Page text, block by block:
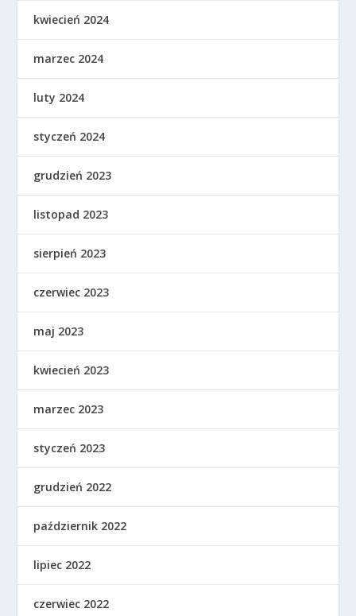
kwiecień 2024
marzec 2024
luty 2024
styczeń 2024
grudzień 2023
listopad 2023
sierpień 2023
czerwiec 2023
maj 2023
kwiecień 2023
marzec 2023
styczeń 2023
grudzień 2022
październik 2022
lipiec 2022
czerwiec 2022